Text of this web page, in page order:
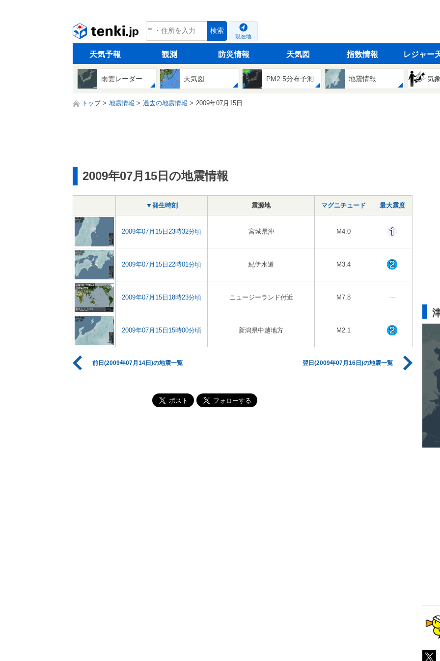
tenki.jp 検索
現在地
天気予報 観測 防災情報 天気図 指数情報 レジャー
雨雲レーダー 天気図 PM2.5分布予測 地震情報 気
トップ 地震情報 過去の地震情報 2009年07月15日
2009年07月15日の地震情報
▼発生時刻 震源地 マグニチュード 最大震度
2009年07月15日23時32分頃 宮城県沖 M4.0
2009年07月15日22時01分頃 紀伊水道 M3.4
2009年07月15日18時23分頃 ニュージーランド付近 M7.8 ---
2009年07月15日15時00分頃 新潟県中越地方 M2.1
前日(2009年07月14日)の地震一覧 翌日(2009年07月16日)の地震一覧